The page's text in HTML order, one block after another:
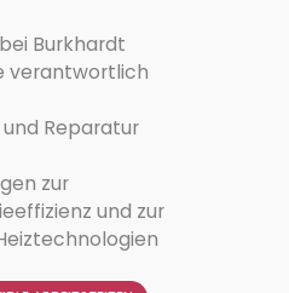
Burkhardt
verantwortlich
und Reparatur
zur
und zur